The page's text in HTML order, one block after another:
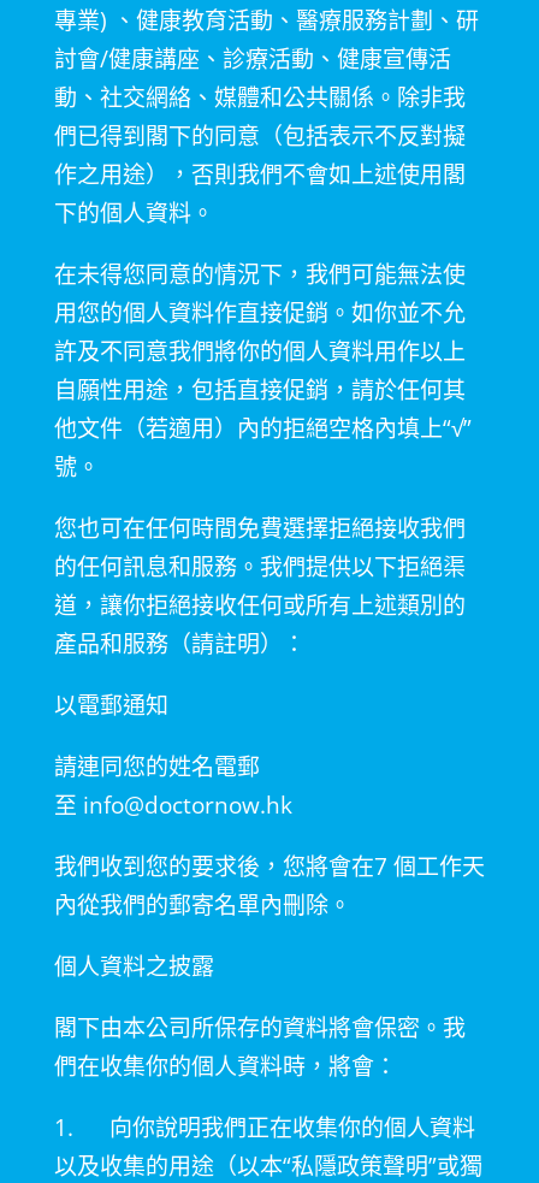
專業) 、健康教育活動、醫療服務計劃、研
討會/健康講座、診療活動、健康宣傳活
動、社交網絡、媒體和公共關係。除非我
們已得到閣下的同意（包括表示不反對擬
作之用途），否則我們不會如上述使用閣
下的個人資料。
在未得您同意的情況下，我們可能無法使
用您的個人資料作直接促銷。如你並不允
許及不同意我們將你的個人資料用作以上
自願性用途，包括直接促銷，請於任何其
他文件（若適用）內的拒絕空格內填上“√”
號。
您也可在任何時間免費選擇拒絕接收我們
的任何訊息和服務。我們提供以下拒絕渠
道，讓你拒絕接收任何或所有上述類別的
產品和服務（請註明）：
以電郵通知
請連同您的姓名電郵
至 info@doctornow.hk
我們收到您的要求後，您將會在7 個工作天
內從我們的郵寄名單內刪除。
個人資料之披露
閣下由本公司所保存的資料將會保密。我
們在收集你的個人資料時，將會：
1. 向你說明我們正在收集你的個人資料
以及收集的用途（以本“私隱政策聲明”或獨